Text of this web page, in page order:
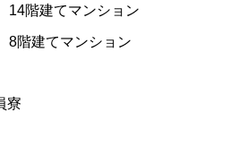
階建てマンション
階建てマンション
寮